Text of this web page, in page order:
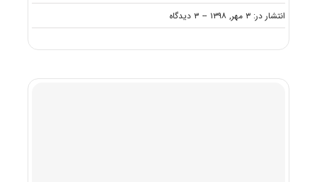
انتشار در: ۳ مهر, ۱۳۹۸ -- ۳ دیدگاه
on
دانشگاه
دکتری